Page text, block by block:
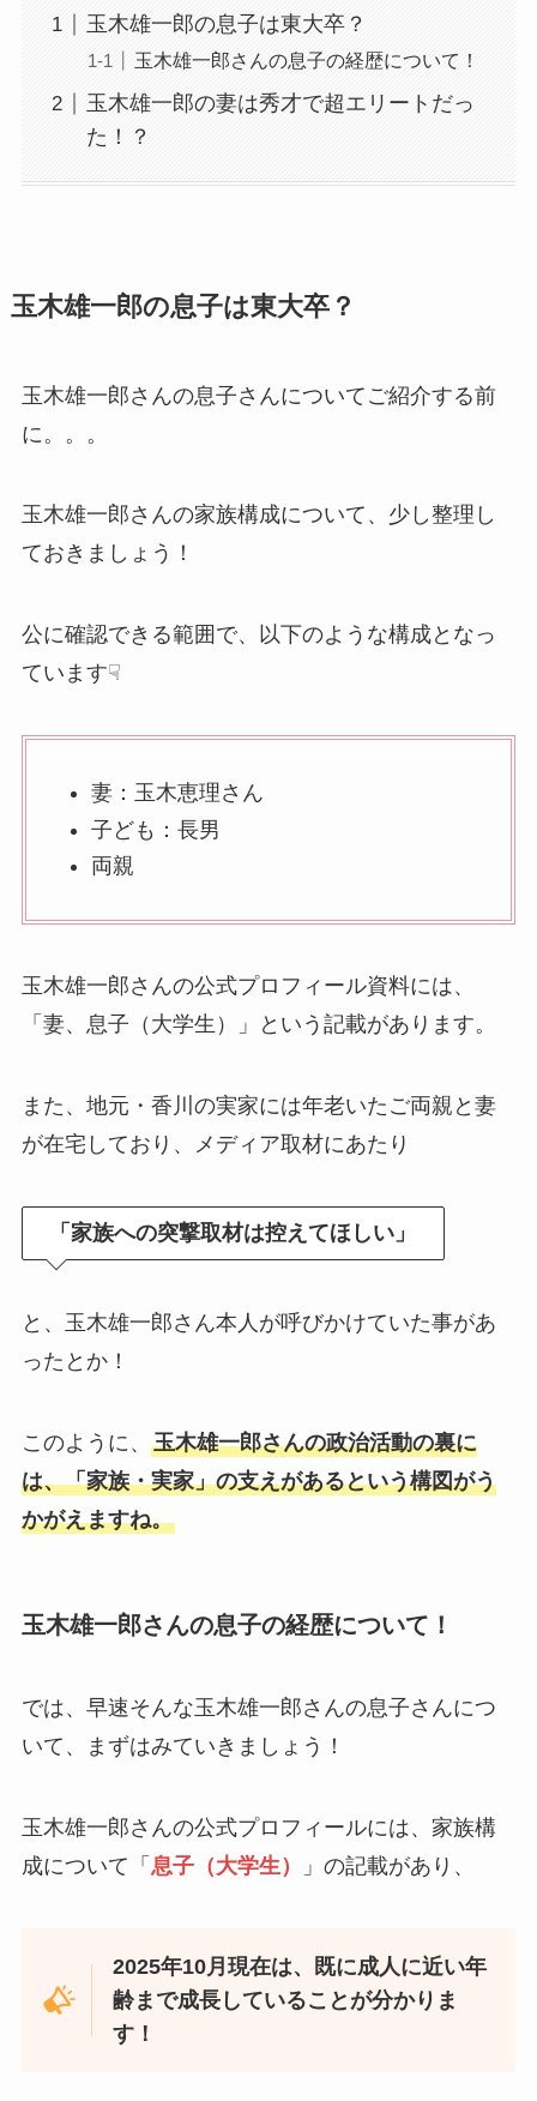
玉木雄一郎の息子は東大卒？
玉木雄一郎さんの息子の経歴について！
玉木雄一郎の妻は秀才で超エリートだっ
た！？
玉木雄一郎の息子は東大卒？
玉木雄一郎さんの息子さんについてご紹介する前
に。。。
玉木雄一郎さんの家族構成について、少し整理し
ておきましょう！
公に確認できる範囲で、以下のような構成となっ
ています☟
妻：玉木恵理さん
子ども：長男
両親
玉木雄一郎さんの公式プロフィール資料には、
「妻、息子（大学生）」という記載があります。
また、地元・香川の実家には年老いたご両親と妻
が在宅しており、メディア取材にあたり
「家族への突撃取材は控えてほしい」
と、玉木雄一郎さん本人が呼びかけていた事があ
ったとか！
このように、 玉木雄一郎さんの政治活動の裏に
は、「家族・実家」の支えがあるという構図がう
かがえますね。
玉木雄一郎さんの息子の経歴について！
では、早速そんな玉木雄一郎さんの息子さんにつ
いて、まずはみていきましょう！
玉木雄一郎さんの公式プロフィールには、家族構
成について「 息子（大学生） 」の記載があり、
2025年10月現在は、既に成人に近い年
齢まで成長していることが分かりま
す！